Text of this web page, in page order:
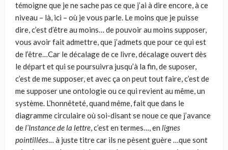
témoigne que je ne sache pas ce que j’ai à dire encore, à ce
niveau – là, ici – où je vous parle. Le moins que je puisse
dire, c’est d’être au moins… de pouvoir au moins supposer,
vous avoir fait admettre, que j’admets que pour ce qui est
de l’être…Car le décalage de ce livre, décalage ouvert dès
le départ et qui se poursuivra jusqu’à la fin, de suposer,
c’est de me supposer, et avec ça on peut tout faire, c’est de
me supposer une ontologie ou ce qui revient au même, un
système. L’honnêteté, quand même, fait que dans le
diagramme circulaire où soi-disant se noue ce que j’avance
del’Instance de la lettre, c’est en termes…, en lignes
pointillées… à juste titre car ils ne pèsent guère …que sont